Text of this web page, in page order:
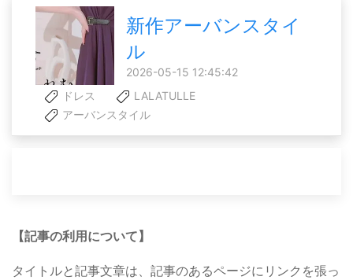
新作アーバンスタイ
ル
2026-05-15 12:45:42
ドレス
LALATULLE
アーバンスタイル
【記事の利用について】
タイトルと記事文章は、記事のあるページにリンクを張っ